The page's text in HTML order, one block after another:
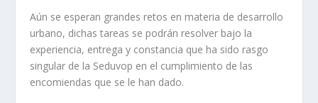
Aún se esperan grandes retos en materia de desarrollo
urbano, dichas tareas se podrán resolver bajo la
experiencia, entrega y constancia que ha sido rasgo
singular de la Seduvop en el cumplimiento de las
encomiendas que se le han dado.